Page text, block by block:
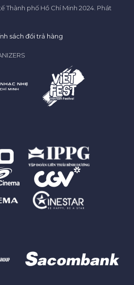
Thành phố Hồ Chí Minh 2024. Phát
sách đổi trả hàng